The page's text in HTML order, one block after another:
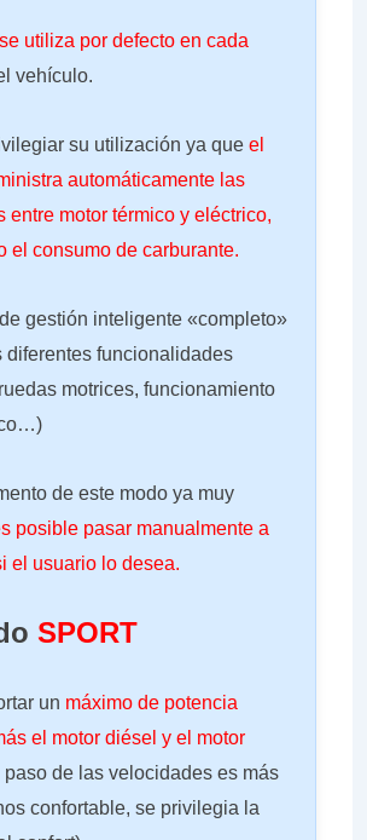
se utiliza por defecto en cada
vehículo.
su utilización ya que el
automáticamente las
entre motor térmico y eléctrico,
el consumo de carburante.
gestión inteligente «completo»
diferentes funcionalidades
motrices, funcionamiento
de este modo ya muy
posible pasar manualmente a
el usuario lo desea.
SPORT
un máximo de potencia
el motor diésel y el motor
paso de las velocidades es más
confortable, se privilegia la